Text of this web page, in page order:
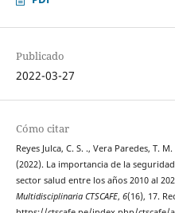
Publicado
2022-03-27
Cómo citar
Reyes Julca, C. S. ., Vera Paredes, T.
(2022). La importancia de la
sector salud entre los años 2010 al
Multidisciplinaria CTSCAFE, 6(16), 17.